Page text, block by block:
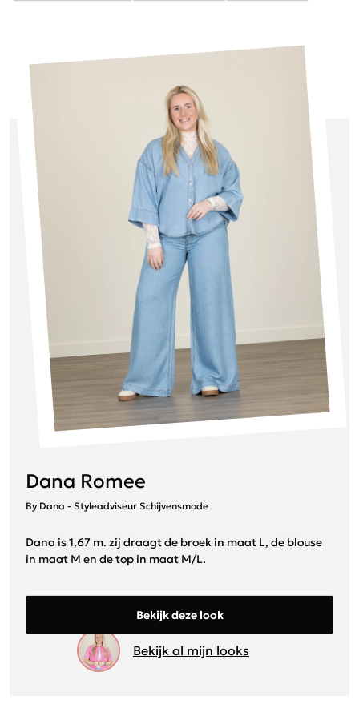
Dana Romee
By Dana - Styleadviseur Schijvensmode
Dana is 1,67 m. zij draagt de broek in maat L, de blouse
in maat M en de top in maat M/L.
Bekijk deze look
Bekijk al mijn looks